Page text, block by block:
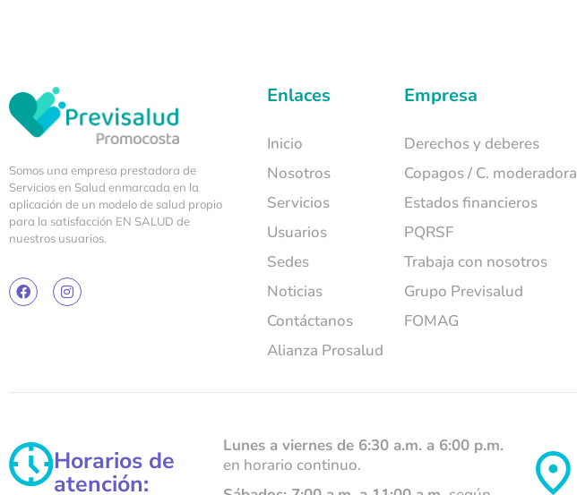
Somos una empresa prestadora de
Servicios en Salud enmarcada en la
aplicación de un modelo de salud propio
para la satisfacción EN SALUD de
nuestros usuarios.
Enlaces
Inicio
Nosotros
Servicios
Usuarios
Sedes
Noticias
Contáctanos
Alianza Prosalud
Empresa
Derechos y deberes
Copagos / C. moderadora
Estados financieros
PQRSF
Trabaja con nosotros
Grupo Previsalud
FOMAG
Horarios de
atención:
Lunes a viernes de 6:30 a.m. a 6:00 p.m.
en horario continuo.